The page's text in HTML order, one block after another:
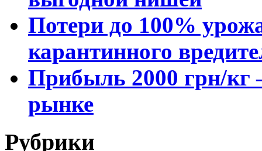
Потери до 100%
карантинного
Прибыль 2000 грн/кг
рынке
Рубрики